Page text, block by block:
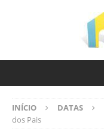
INÍCIO DATAS
dos Pais